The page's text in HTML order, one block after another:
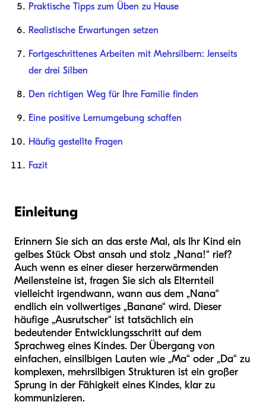
Praktische Tipps zum Üben zu Hause
Realistische Erwartungen setzen
Fortgeschrittenes Arbeiten mit Mehrsilbern: Jenseits
der drei Silben
Den richtigen Weg für Ihre Familie finden
Eine positive Lernumgebung schaffen
Häufig gestellte Fragen
Fazit
Einleitung
Erinnern Sie sich an das erste Mal, als Ihr Kind ein
gelbes Stück Obst ansah und stolz „Nana!“ rief?
Auch wenn es einer dieser herzerwärmenden
Meilensteine ist, fragen Sie sich als Elternteil
vielleicht irgendwann, wann aus dem „Nana“
endlich ein vollwertiges „Banane“ wird. Dieser
häufige „Ausrutscher“ ist tatsächlich ein
bedeutender Entwicklungsschritt auf dem
Sprachweg eines Kindes. Der Übergang von
einfachen, einsilbigen Lauten wie „Ma“ oder „Da“ zu
komplexen, mehrsilbigen Strukturen ist ein großer
Sprung in der Fähigkeit eines Kindes, klar zu
kommunizieren.